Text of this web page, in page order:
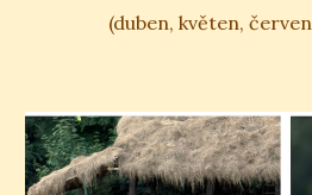
(duben, květen,